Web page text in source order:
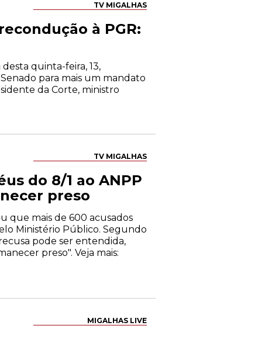
TV MIGALHAS
à PGR:
quinta-feira, 13,
para mais um mandato
da Corte, ministro
TV MIGALHAS
do 8/1 ao ANPP
preso
que mais de 600 acusados
Ministério Público. Segundo
pode ser entendida,
preso". Veja mais:
MIGALHAS LIVE